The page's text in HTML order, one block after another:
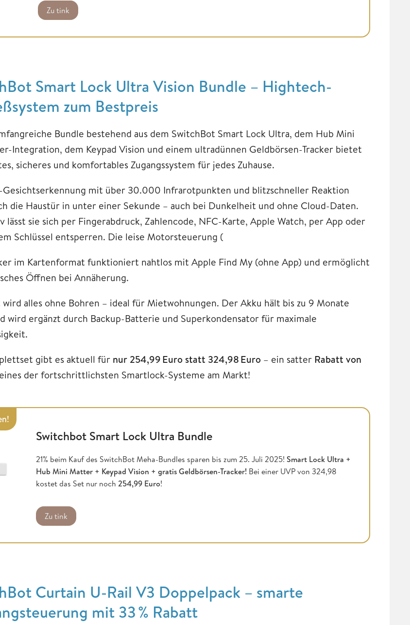
Zu tink
Smart Lock Ultra Vision Bundle – Hightech-
zum Bestpreis
Bundle bestehend aus dem SwitchBot Smart Lock Ultra, dem Hub Mini
Integration, dem Keypad Vision und einem ultradünnen Geldbörsen-Tracker bietet
sicheres und komfortables Zugangssystem für jedes Zuhause.
Gesichtserkennung mit über 30.000 Infrarotpunkten und blitzschneller Reaktion
die Haustür in unter einer Sekunde – auch bei Dunkelheit und ohne Cloud-Daten.
lässt sie sich per Fingerabdruck, Zahlencode, NFC-Karte, Apple Watch, per App oder
Schlüssel entsperren. Die leise Motorsteuerung (
im Kartenformat funktioniert nahtlos mit Apple Find My (ohne App) und ermöglicht
Öffnen bei Annäherung.
alles ohne Bohren – ideal für Mietwohnungen. Der Akku hält bis zu 9 Monate
wird ergänzt durch Backup-Batterie und Superkondensator für maximale
gibt es aktuell für nur 254,99 Euro statt 324,98 Euro – ein satter Rabatt von
der fortschrittlichsten Smartlock-Systeme am Markt!
Switchbot Smart Lock Ultra Bundle
21% beim Kauf des SwitchBot Meha-Bundles sparen bis zum 25. Juli 2025!Smart Lock Ultra +
Hub Mini Matter + Keypad Vision + gratis Geldbörsen-Tracker! Bei einer UVP von 324,98
kostet das Set nur noch254,99 Euro!
Zu tink
Curtain U-Rail V3 Doppelpack – smarte
mit 33 % Rabatt